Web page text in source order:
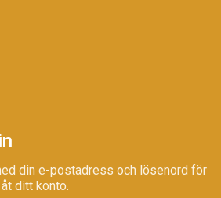
din e-postadress och lösenord för
ditt konto.